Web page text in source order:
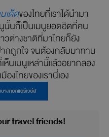
เด็ดของไทยที่เราได้นำมา
นั้นก็เป็นเมนูยอดฮิตที่คน
ต่างชาติที่มาไทยก็ยัง
กถูกใจ จนต้องกลับมาทาน
นเมนูเหล่านี้แล้วอยากลอง
งไทยของเรานี่เอง
างกอกแอร์เวย์ส
travel friends!